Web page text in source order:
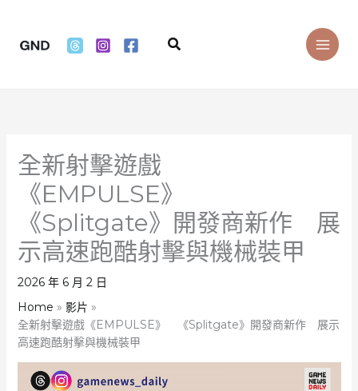
content
Search
全新射擊遊戲
《EMPULSE》
《Splitgate》開發商新作 展
示高速跑酷射擊與機械裝甲
2026 年 6 月 2 日
Home
影片
全新射擊遊戲《EMPULSE》 《Splitgate》開發商新作 展示
高速跑酷射擊與機械裝甲